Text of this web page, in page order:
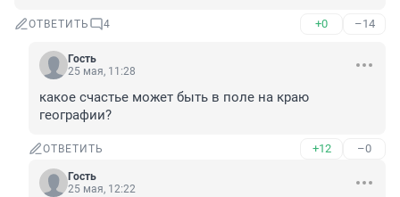
ОТВЕТИТЬ 4 +0 –14
Гость
25 мая, 11:28
какое счастье может быть в поле на краю
географии?
ОТВЕТИТЬ +12 –0
Гость
25 мая, 12:22